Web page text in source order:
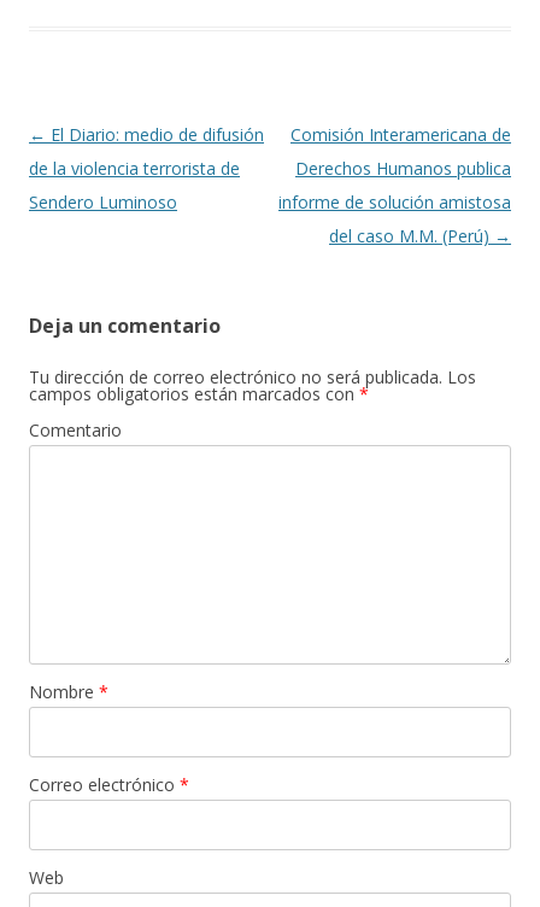
Navegación
de
entradas
← El Diario: medio de difusión
de la violencia terrorista de
Sendero Luminoso
Comisión Interamericana de
Derechos Humanos publica
informe de solución amistosa
del caso M.M. (Perú) →
Deja un comentario
Tu dirección de correo electrónico no será publicada. Los
campos obligatorios están marcados con *
Comentario
Nombre *
Correo electrónico *
Web